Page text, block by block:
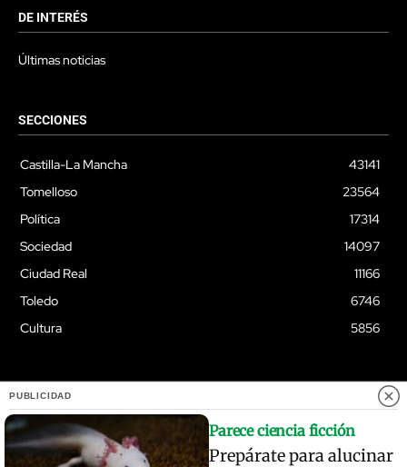
DE INTERÉS
Últimas noticias
SECCIONES
Castilla-La Mancha
43141
Tomelloso
23564
Política
17314
Sociedad
14097
Ciudad Real
11166
Toledo
6746
Cultura
5856
© Quixoteus
PUBLICIDAD
Parece ciencia ficción
Prepárate para alucinar